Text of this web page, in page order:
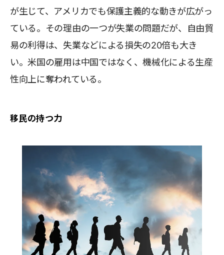
が生じて、アメリカでも保護主義的な動きが広がっ
ている。その理由の一つが失業の問題だが、自由貿
易の利得は、失業などによる損失の20倍も大き
い。米国の雇用は中国ではなく、機械化による生産
性向上に奪われている。
移民の持つ力